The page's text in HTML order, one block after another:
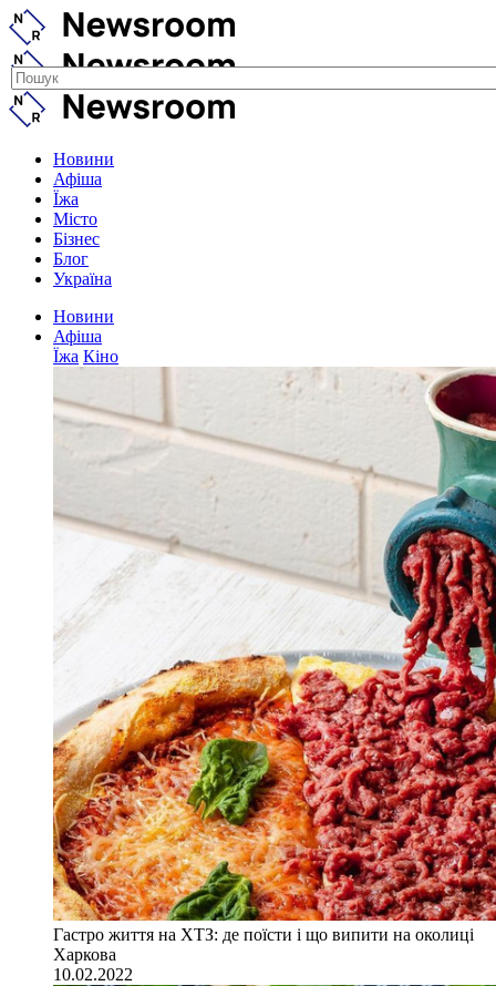
Новини
Афіша
Їжа
Місто
Бізнес
Блог
Україна
Новини
Афіша
Їжа Кіно
Гастро життя на ХТЗ: де поїсти і що випити на околиці
Харкова
10.02.2022